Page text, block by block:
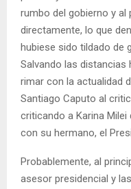
rumbo del gobierno y al
directamente, lo que
hubiese sido tildado de
Salvando las
rimar con la actualidad
Santiago Caputo al
criticando a Karina
con su hermano, el
Probablemente, al
asesor presidencial y